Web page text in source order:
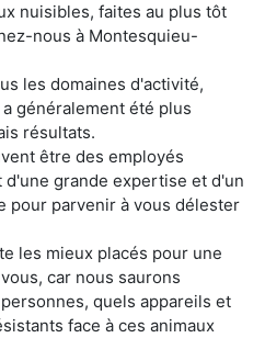
nuisibles, faites au plus tôt
nous à Montesquieu-
les domaines d'activité,
généralement été plus
résultats.
être des employés
grande expertise et d'un
pour parvenir à vous délester
les mieux placés pour une
car nous saurons
quels appareils et
face à ces animaux